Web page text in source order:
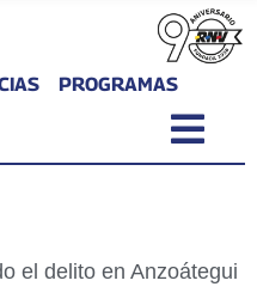
PROGRAMAS